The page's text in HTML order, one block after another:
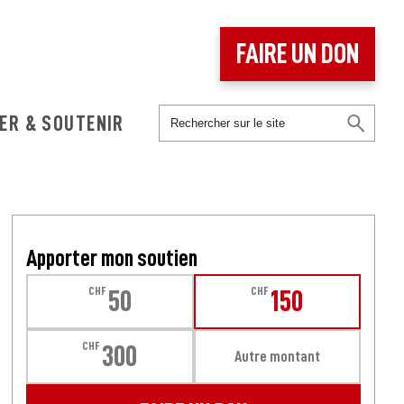
& SOUTENIR
FAIRE UN DON
Apporter mon soutien
CHF 50 CHF 150
CHF 300 Autre montant